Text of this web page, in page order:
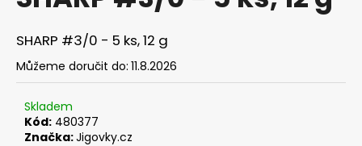
z
5
hvězdiček.
SHARP #3/0 - 5 ks, 12 g
Můžeme doručit do: 11.8.2026
Skladem
Kód: 480377
Značka:Jigovky.cz
j
í
t
?